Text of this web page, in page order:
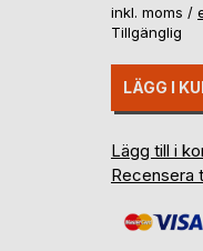
inkl. moms /
Tillgänglig
LÄGG I
Lägg till i
Recensera